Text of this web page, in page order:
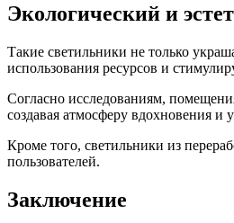
Экологический и
Такие светильники не только
использования ресурсов и
Согласно исследованиям,
создавая атмосферу вдохновения и
Кроме того, светильники из
пользователей.
Заключение